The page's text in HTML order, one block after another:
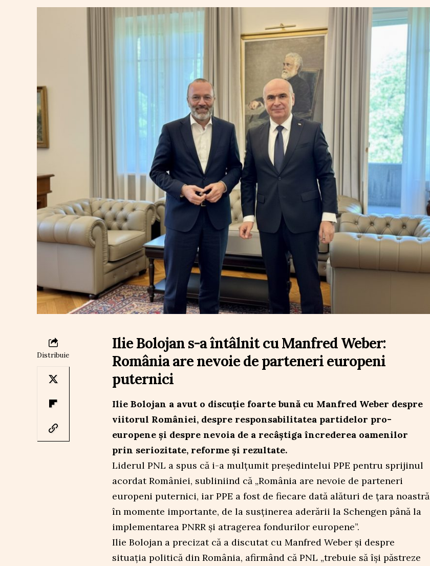
Distribuie
Ilie Bolojan s-a întâlnit cu Manfred Weber:
România are nevoie de parteneri europeni
puternici
Ilie Bolojan a avut o discuție foarte bună cu Manfred Weber despre
viitorul României, despre responsabilitatea partidelor pro-
europene și despre nevoia de a recâștiga încrederea oamenilor
prin seriozitate, reforme și rezultate.
Liderul PNL a spus că i-a mulțumit președintelui PPE pentru sprijinul
acordat României, subliniind că „România are nevoie de parteneri
europeni puternici, iar PPE a fost de fiecare dată alături de țara noastră
în momente importante, de la susținerea aderării la Schengen până la
implementarea PNRR și atragerea fondurilor europene”.
Ilie Bolojan a precizat că a discutat cu Manfred Weber și despre
situația politică din România, afirmând că PNL „trebuie să își păstreze